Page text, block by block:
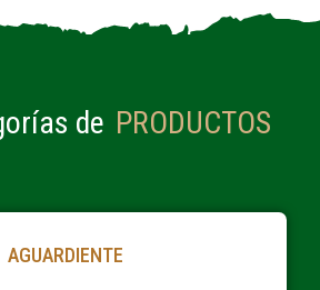
de PRODUCTOS
AGUARDIENTE